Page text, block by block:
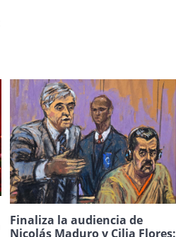
Finaliza la audiencia de
Nicolás Maduro y Cilia Flores: